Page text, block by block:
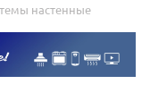
настенные